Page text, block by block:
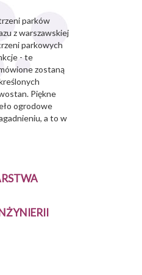
parków
z warszawskiej
parkowych
- te
zostaną
Piękne
ogrodowe
a to w